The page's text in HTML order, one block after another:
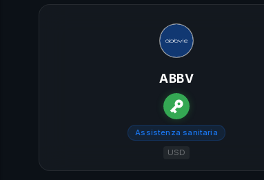
ABBV
Assistenza sanitaria
USD